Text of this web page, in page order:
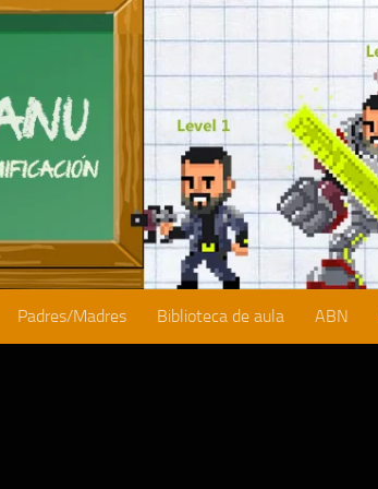
Padres/Madres Biblioteca de aula ABN